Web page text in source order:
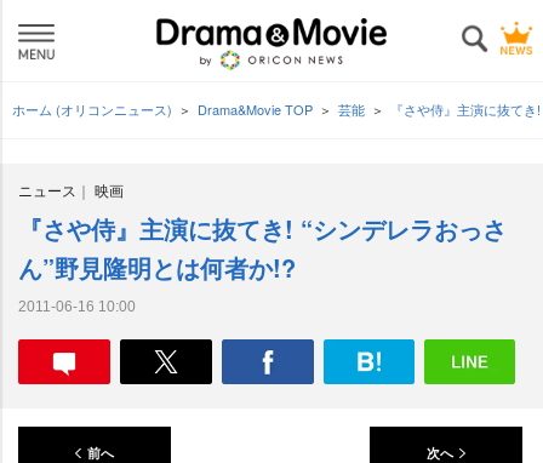
ホーム (オリコンニュース) Drama&Movie TOP 芸能 『さや侍』主演に抜て
ニュース 映画
『さや侍』主演に抜てき! “シンデレラおっさ
ん”野見隆明とは何者か!?
2011-06-16 10:00
前へ 次へ